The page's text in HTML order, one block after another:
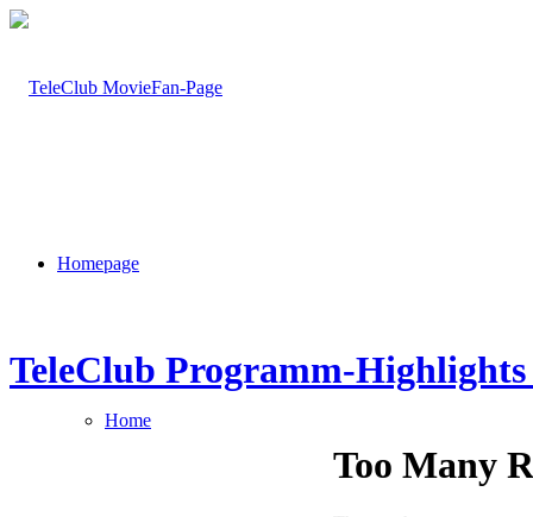
Homepage
Home
TeleClub Programm-